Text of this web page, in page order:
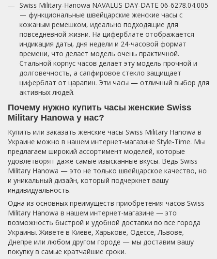
Swiss Military-Hanowa NAVALUS DAY-DATE 06-6278.04.005
— функциональные швейцарские женские часы с
кожаным ремешком, идеально подходящие для
повседневной жизни. На циферблате отображается
индикация даты, дня недели и 24-часовой формат
времени, что делает модель очень практичной.
Стальной корпус часов делает эту модель прочной и
долговечность, а сапфировое стекло защищает
циферблат от царапин. Эти часы — отличный выбор для
активных людей.
Почему нужно купить часы женские Swiss
Military Hanowa у нас?
Купить или заказать женские часы Swiss Military Hanowa в
Украине можно в нашем интернет-магазине Style-Time. Мы
предлагаем широкий ассортимент моделей, которые
удовлетворят даже самые изысканные вкусы. Ведь Swiss
Military Hanowa — это не только швейцарское качество, но
и уникальный дизайн, который подчеркнет вашу
индивидуальность.
Одна из основных преимуществ приобретения часов Swiss
Military Hanowa в нашем интернет-магазине — это
возможность быстрой и удобной доставки во все города
Украины. Живете в Киеве, Харькове, Одессе, Львове,
Днепре или любом другом городе — мы доставим вашу
покупку в самые кратчайшие сроки.